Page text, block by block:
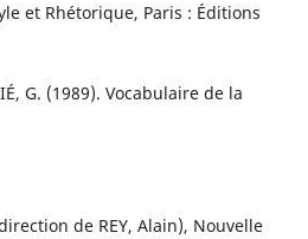
et Rhétorique, Paris : Éditions
G. (1989). Vocabulaire de la
de REY, Alain), Nouvelle